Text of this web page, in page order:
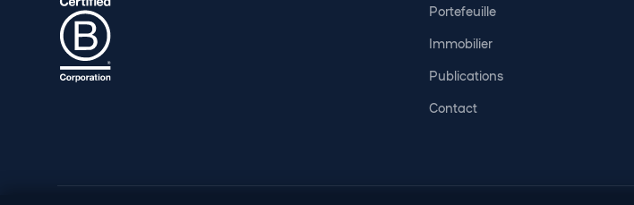
Portefeuille
Immobilier
Publications
Contact